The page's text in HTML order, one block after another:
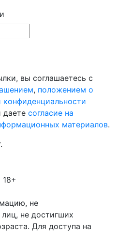
вы соглашаетесь с
, положением о
даете согласие на
материалов.
18+
не
не достигших
Для доступа на